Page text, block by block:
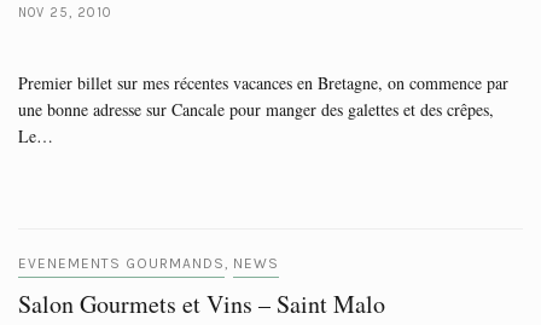
NOV 25, 2010
Premier billet sur mes récentes vacances en Bretagne, on commence par
une bonne adresse sur Cancale pour manger des galettes et des crêpes,
Le…
EVENEMENTS GOURMANDS, NEWS
Salon Gourmets et Vins – Saint Malo